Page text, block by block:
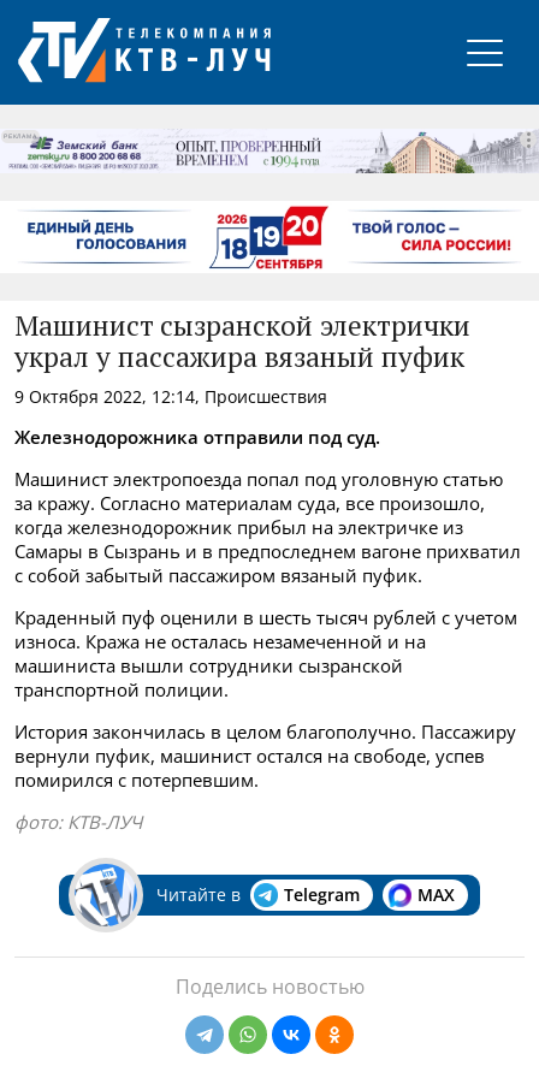
РЕКЛАМА
Машинист сызранской электрички
украл у пассажира вязаный пуфик
9 Октября 2022, 12:14, Происшествия
Железнодорожника отправили под суд.
Машинист электропоезда попал под уголовную статью
за кражу. Согласно материалам суда, все произошло,
когда железнодорожник прибыл на электричке из
Самары в Сызрань и в предпоследнем вагоне прихватил
с собой забытый пассажиром вязаный пуфик.
Краденный пуф оценили в шесть тысяч рублей с учетом
износа. Кража не осталась незамеченной и на
машиниста вышли сотрудники сызранской
транспортной полиции.
История закончилась в целом благополучно. Пассажиру
вернули пуфик, машинист остался на свободе, успев
помирился с потерпевшим.
фото: КТВ-ЛУЧ
Читайте в Telegram MAX
Поделись новостью